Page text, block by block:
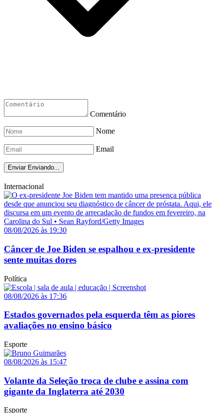
Comentário
Nome
Email
Enviar Enviando...
Internacional
08/08/2026 às 19:30
Câncer de Joe Biden se espalhou e ex-presidente
sente muitas dores
Política
08/08/2026 às 17:36
Estados governados pela esquerda têm as piores
avaliações no ensino básico
Esporte
08/08/2026 às 15:47
Volante da Seleção troca de clube e assina com
gigante da Inglaterra até 2030
Esporte